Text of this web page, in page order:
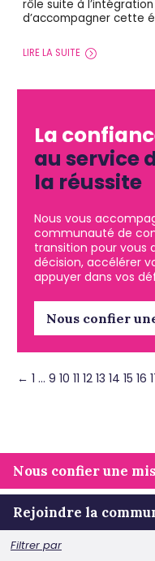
Nous confier une
Rejoindre la
Filtrer par
rôle suite à
d’accompagner cette
LIRE LA SUITE
La
au service
la réussite
Nous vous
communauté de
transition pour vous
décision, accélérer
appuyer dans vos
Nous confier
← 1 … 9 10 11 12 13 14 15 16